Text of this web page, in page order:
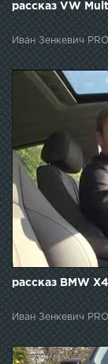
рассказ VW
Иван Зенкевич
рассказ BMW X4
Иван Зенкевич